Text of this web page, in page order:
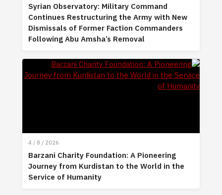
Syrian Observatory: Military Command
Continues Restructuring the Army with New
Dismissals of Former Faction Commanders
Following Abu Amsha’s Removal
4 / 8 / 2026
Barzani Charity Foundation: A Pioneering
Journey from Kurdistan to the World in the
Service of Humanity